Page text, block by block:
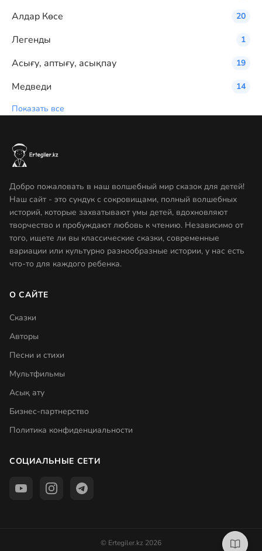
Алдар Көсе 20
Легенды 1
Асығу, аптығу, асықпау 19
Медведи
14
Показать все
Добро пожаловать в наш волшебный мир сказок для детей!
Наш сайт - это сундук с сокровищами, полный волшебных
историй, которые захватывают умы детей, вдохновляют
творчество и пробуждают любовь к чтению. Независимо от
того, ищете ли вы классические сказки, современные
вариации или культурно разнообразные истории, у нас есть
что-то для каждого ребенка.
О САЙТЕ
Сказки
Авторы
Песни и стихи
Мультфильмы
Асық ату
Бизнес-партнерство
Политика конфиденциальности
СОЦИАЛЬНЫЕ СЕТИ
© Ertegiler.kz 2026